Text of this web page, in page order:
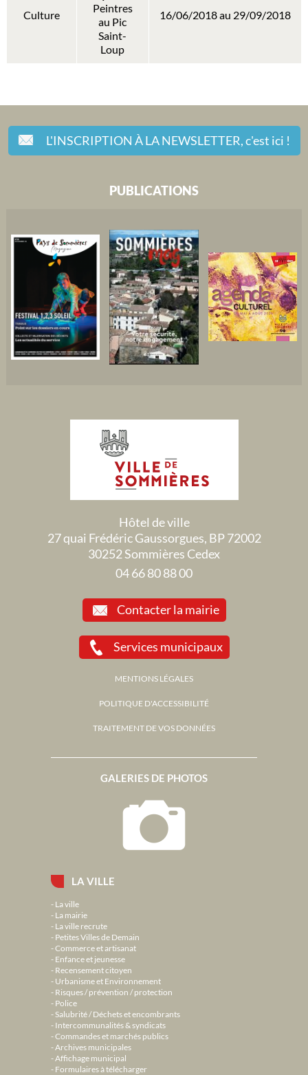
Culture
Peintres
au Pic
Saint-
Loup
16/06/2018 au 29/09/2018
L'INSCRIPTION À LA NEWSLETTER,c'est ici !
LA VILLE
La ville
La mairie
La ville recrute
Petites Villes de Demain
Commerce et artisanat
Enfance et jeunesse
Recensement citoyen
Urbanisme et Environnement
Risques / prévention / protection
Police
Salubrité / Déchets et encombrants
Intercommunalités & syndicats
Commandes et marchés publics
Archives municipales
Affichage municipal
Formulaires à télécharger
GALERIES DE PHOTOS
PUBLICATIONS
Hôtel de ville
27 quai Frédéric Gaussorgues, BP 72002
30252 Sommières Cedex
04 66 80 88 00
Contacter la mairie
Services municipaux
MENTIONS LÉGALES
POLITIQUE D'ACCESSIBILITÉ
TRAITEMENT DE VOS DONNÉES